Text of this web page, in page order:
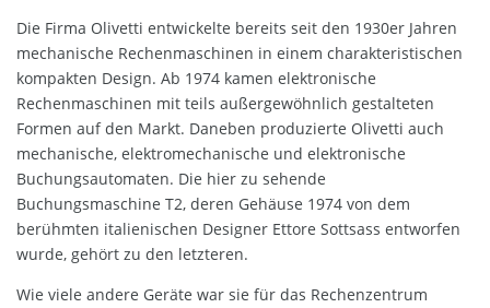
Die Firma Olivetti entwickelte bereits seit den 1930er Jahren
mechanische Rechenmaschinen in einem charakteristischen
kompakten Design. Ab 1974 kamen elektronische
Rechenmaschinen mit teils außergewöhnlich gestalteten
Formen auf den Markt. Daneben produzierte Olivetti auch
mechanische, elektromechanische und elektronische
Buchungsautomaten. Die hier zu sehende
Buchungsmaschine T2, deren Gehäuse 1974 von dem
berühmten italienischen Designer Ettore Sottsass entworfen
wurde, gehört zu den letzteren.
Wie viele andere Geräte war sie für das Rechenzentrum